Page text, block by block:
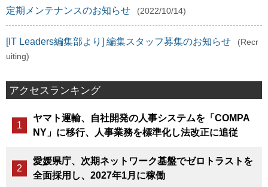
定期メンテナンスのお知らせ (2022/10/14)
[IT Leaders編集部より] 編集スタッフ募集のお知らせ
(Recr
uiting)
アクセスランキング
ヤマト運輸、自社開発の人事システムを「COMPA
NY」に移行、人事業務を標準化し法改正に追従
愛媛県庁、次期ネットワーク基盤でゼロトラストを
全面採用し、2027年1月に稼働